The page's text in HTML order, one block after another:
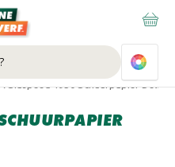
vanaf €100,- aan Sikkens
of lak.
>
Siaspeed 1950 Schuurpapier Delta